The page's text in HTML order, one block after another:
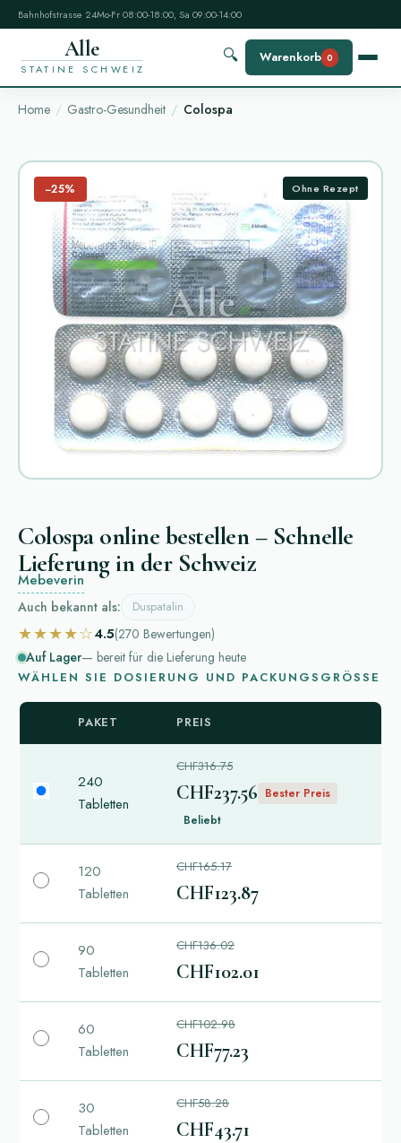
Bahnhofstrasse 24Mo-Fr 08:00-18:00, Sa 09:00-14:00
Alle
STATINE SCHWEIZ
🔍 Warenkorb 0
Home Gastro-Gesundheit Colospa
−25% Ohne Rezept
Colospa online bestellen – Schnelle
Lieferung in der Schweiz
Mebeverin
Auch bekannt als: Duspatalin
★★★★☆4.5(270 Bewertungen)
Auf Lager— bereit für die Lieferung heute
WÄHLEN SIE DOSIERUNG UND PACKUNGSGRÖSSE
PAKET PREIS
240
Tabletten
CHF316.75
CHF237.56 Bester Preis
Beliebt
120
Tabletten
CHF165.17
CHF123.87
90
Tabletten
CHF136.02
CHF102.01
60
Tabletten
CHF102.98
CHF77.23
30
Tabletten
CHF58.28
CHF43.71